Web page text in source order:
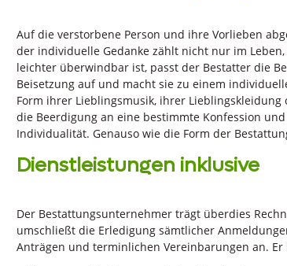
Auf die verstorbene Person und ihre Vorlieben
der individuelle Gedanke zählt nicht nur im
leichter überwindbar ist, passt der Bestatter die
Beisetzung auf und macht sie zu einem
Form ihrer Lieblingsmusik, ihrer
die Beerdigung an eine bestimmte Konfession
Individualität. Genauso wie die Form der
Dienstleistungen inklusive
Der Bestattungsunternehmer trägt überdies
umschließt die Erledigung sämtlicher
Anträgen und terminlichen Vereinbarungen an.